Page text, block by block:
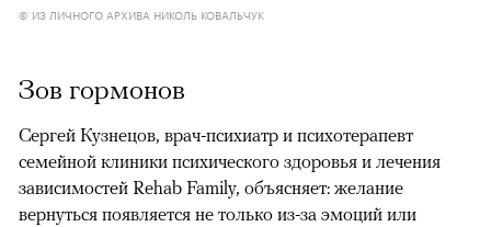
© ИЗ ЛИЧНОГО АРХИВА НИКОЛЬ КОВАЛЬЧУК
Зов гормонов
Сергей Кузнецов, врач-психиатр и психотерапевт
семейной клиники психического здоровья и лечения
зависимостей Rehab Family, объясняет: желание
вернуться появляется не только из-за эмоций или